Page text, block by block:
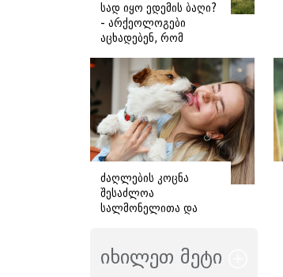
სად იყო ედემის ბაღი?
- არქეოლოგები
აცხადებენ, რომ
ადგილმდებარეობა
დაადგინეს
ძაღლების კოცნა
შესაძლოა
სალმონელითა და
ზრდიდეს -
სპეციალისტების
იხილეთ მეტი